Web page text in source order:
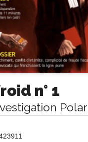
n° 1
Polar